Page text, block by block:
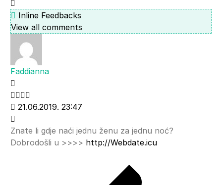
Inline Feedbacks
View all comments
Faddianna
21.06.2019. 23:47
Znate li gdje naći jednu ženu za jednu noć?
Dobrodošli u >>>> http://Webdate.icu